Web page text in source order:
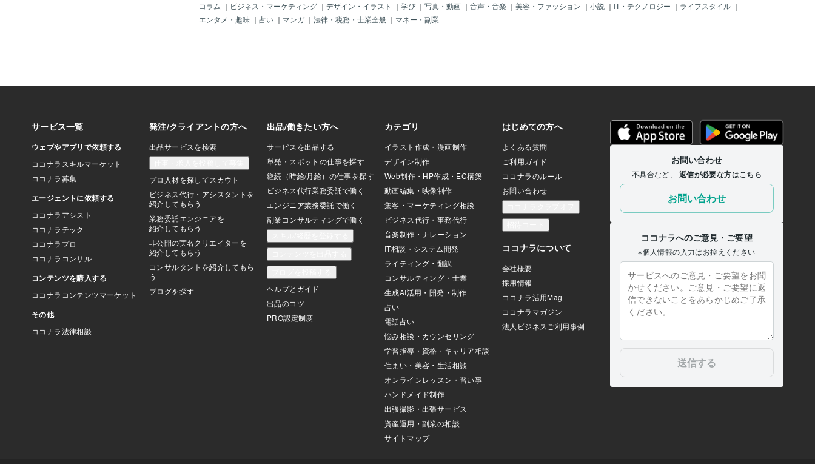
リメントは、藻から採取したDHAを使用
している為、酸化や重金属の心配もあり
考え始めている次第です！！しかし、正
ていないことがたくさんあります。全く
知らないようなことを教えていただきな
がら沢山学ぶことができる、それがホワ
イトボードアニ
コラム ｜ ビジネス・マーケティング ｜ デザイン・イラスト ｜ 学び ｜ 写真・動画 ｜ 音声・音楽 ｜ 美容・ファッション ｜ 小説 ｜ IT・テクノロジー ｜ ライフスタイル ｜
エンタメ・趣味 ｜ 占い ｜ マンガ ｜ 法律・税務・士業全般 ｜ マネー・副業